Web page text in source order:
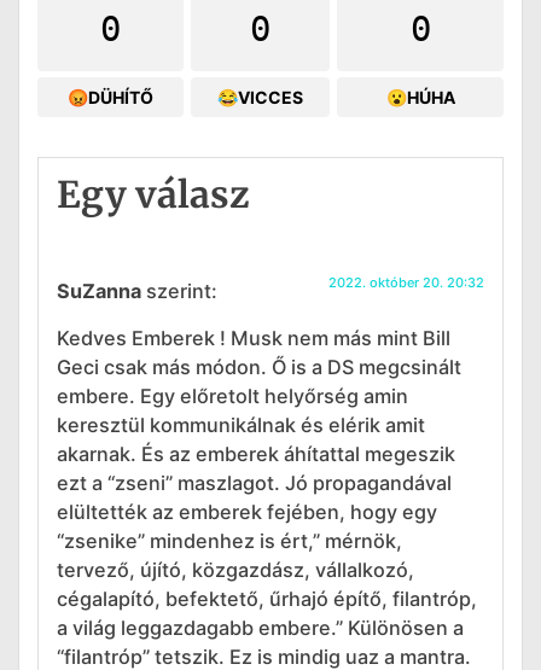
0
😡DÜHÍTŐ
0
😂VICCES
0
😮HÚHA
Egy válasz
SuZanna szerint: 2022. október 20. 20:32
Kedves Emberek ! Musk nem más mint Bill
Geci csak más módon. Ő is a DS megcsinált
embere. Egy előretolt helyőrség amin
keresztül kommunikálnak és elérik amit
akarnak. És az emberek áhítattal megeszik
ezt a “zseni” maszlagot. Jó propagandával
elültették az emberek fejében, hogy egy
“zsenike” mindenhez is ért,” mérnök,
tervező, újító, közgazdász, vállalkozó,
cégalapító, befektető, űrhajó építő, filantróp,
a világ leggazdagabb embere.” Különösen a
“filantróp” tetszik. Ez is mindig uaz a mantra.